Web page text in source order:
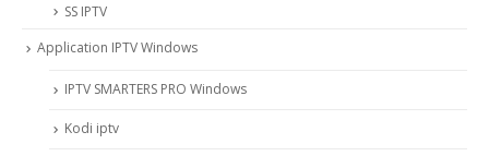
SS IPTV
Application IPTV Windows
IPTV SMARTERS PRO Windows
Kodi iptv